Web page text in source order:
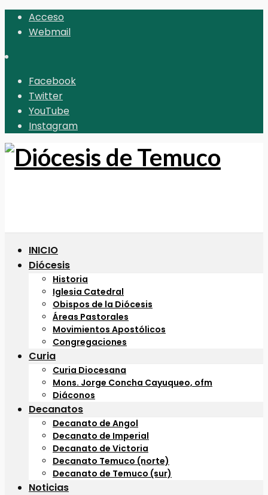
Acceso
Webmail
Facebook
Twitter
YouTube
Instagram
INICIO
Diócesis
Historia
Iglesia Catedral
Obispos de la Diócesis
Áreas Pastorales
Movimientos Apostólicos
Congregaciones
Curia
Curia Diocesana
Mons. Jorge Concha Cayuqueo, ofm
Diáconos
Decanatos
Decanato de Angol
Decanato de Imperial
Decanato de Victoria
Decanato Temuco (norte)
Decanato de Temuco (sur)
Noticias